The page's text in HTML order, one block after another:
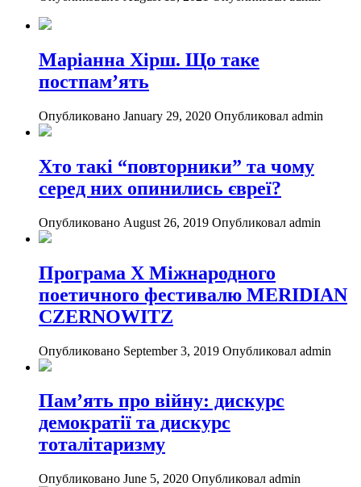
Маріанна Хірш. Що таке
постпам’ять
Опубликовано January 29, 2020 Опубликовал admin
Хто такі “повторники” та чому
серед них опинились євреї?
Опубликовано August 26, 2019 Опубликовал admin
Програма Х Міжнародного
поетичного фестивалю MERIDIAN
CZERNOWITZ
Опубликовано September 3, 2019 Опубликовал admin
Пам’ять про війну: дискурс
демократії та дискурс
тоталітаризму
Опубликовано June 5, 2020 Опубликовал admin